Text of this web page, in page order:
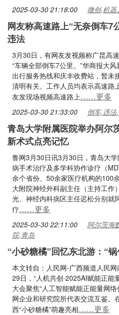
2025-03-30 21:18:00 微创,机
网友称高速路上“无奈倒车7
违法
3月30日，有网友发视频称广昆高
“车辆全部倒车7公里。”华商报大
出行服务热线和庆丰收费站，暂未
清明有关。工作人员均表示高速路
友发现场视频高速路上……更多
2025-03-30 21:33:00 倒车,违
青岛大学附属医院举办阿尔
新术式点亮记忆
鲁网3月30日讯3月30日，青岛大
病手术治疗及多学科协作诊疗（
余个省份、50余家医疗机构的100
大附院神经外科副主任（主持工作
光、神经内科病区主任迟松分别就
疗……更多
2025-03-30 22:11:00
阿尔茨海
院,青岛
“小砂糖橘”回忆东北游：“
本文转自：人民网-广西频道人民
29日，“人机共创·2025AI赋能正能
大会聚焦“人工智能赋能正能量网
网企业和研究院所代表交流互鉴。
西“小砂糖橘”萌趣亮相……更多